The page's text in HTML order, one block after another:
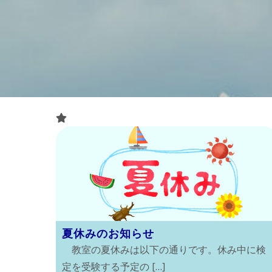
夏休みのお知らせ
教室の夏休みは以下の通りです。休み中に検
定を受験する予定の […]